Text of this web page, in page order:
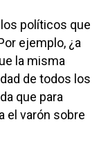
políticos que
ejemplo, ¿a
la misma
de todos los
que para
el varón sobre